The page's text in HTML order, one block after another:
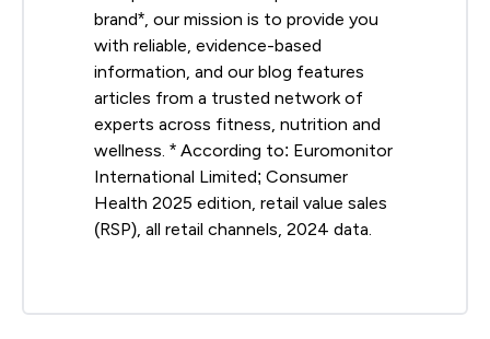
brand*, our mission is to provide you
with reliable, evidence-based
information, and our blog features
articles from a trusted network of
experts across fitness, nutrition and
wellness. * According to: Euromonitor
International Limited; Consumer
Health 2025 edition, retail value sales
(RSP), all retail channels, 2024 data.